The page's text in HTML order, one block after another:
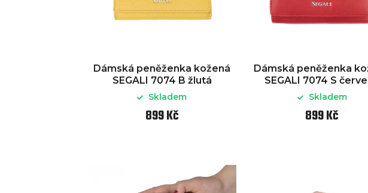
Dámská peněženka kožená
SEGALI 7074 B žlutá
Skladem
899 Kč
Dámská peněženka
SEGALI 7074 S
Skladem
899 Kč